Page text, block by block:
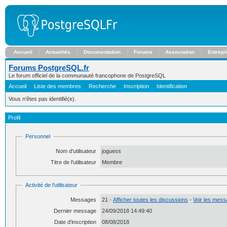
Accueil Actualités Documentation Forums Association
Forums PostgreSQL.fr
Le forum officiel de la communauté francophone de PostgreSQL
Accueil
Liste des membres Recherche Inscription Identification
Vous n'êtes pas identifié(e).
Profil
Personnel
Nom d'utilisateur
joguess
Titre de l'utilisateur
Membre
Activité de l'utilisateur
Messages 21 - Afficher toutes les discussions - Voir les
Dernier message
24/09/2018 14:49:40
Date d'inscription
08/08/2018